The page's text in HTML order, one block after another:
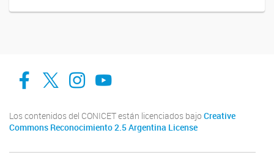
facebook
twitter
Instagram
Canal de Youtube
Los contenidos del CONICET están licenciados bajo Creative
Commons Reconocimiento 2.5 Argentina License